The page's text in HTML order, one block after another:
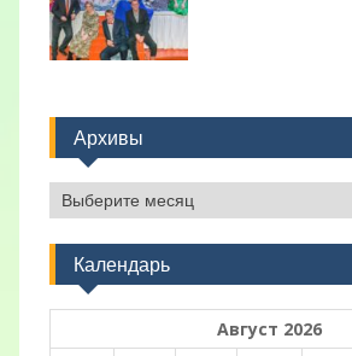
Архивы
Архивы
Календарь
Август 2026